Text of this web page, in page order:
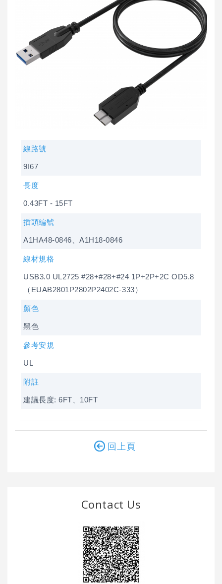
線路號
9I67
長度
0.43FT - 15FT
插頭編號
A1HA48-0846、A1H18-0846
線材規格
USB3.0 UL2725 #28+#28+#24 1P+2P+2C OD5.8
（EUAB2801P2802P2402C-333）
顏色
黑色
參考安規
UL
附註
建議長度: 6FT、10FT
回上頁
Contact Us